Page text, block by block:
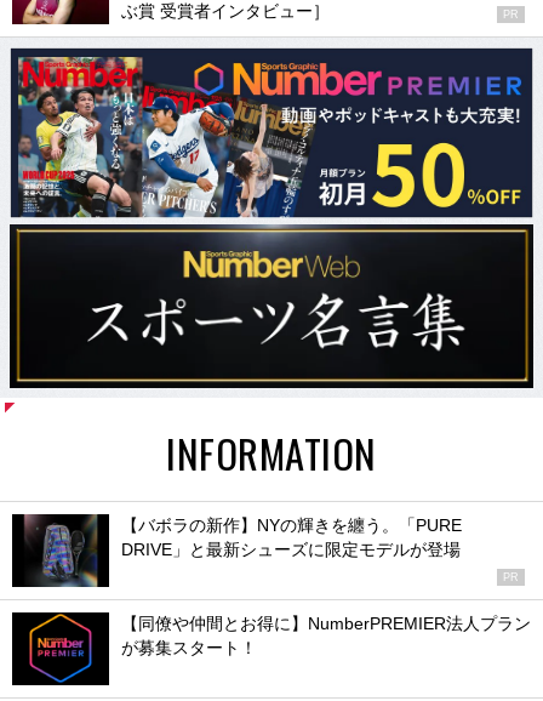
ぶ賞 受賞者インタビュー］
PR
INFORMATION
【バボラの新作】NYの輝きを纏う。「PURE
DRIVE」と最新シューズに限定モデルが登場
PR
【同僚や仲間とお得に】NumberPREMIER法人プラン
が募集スタート！